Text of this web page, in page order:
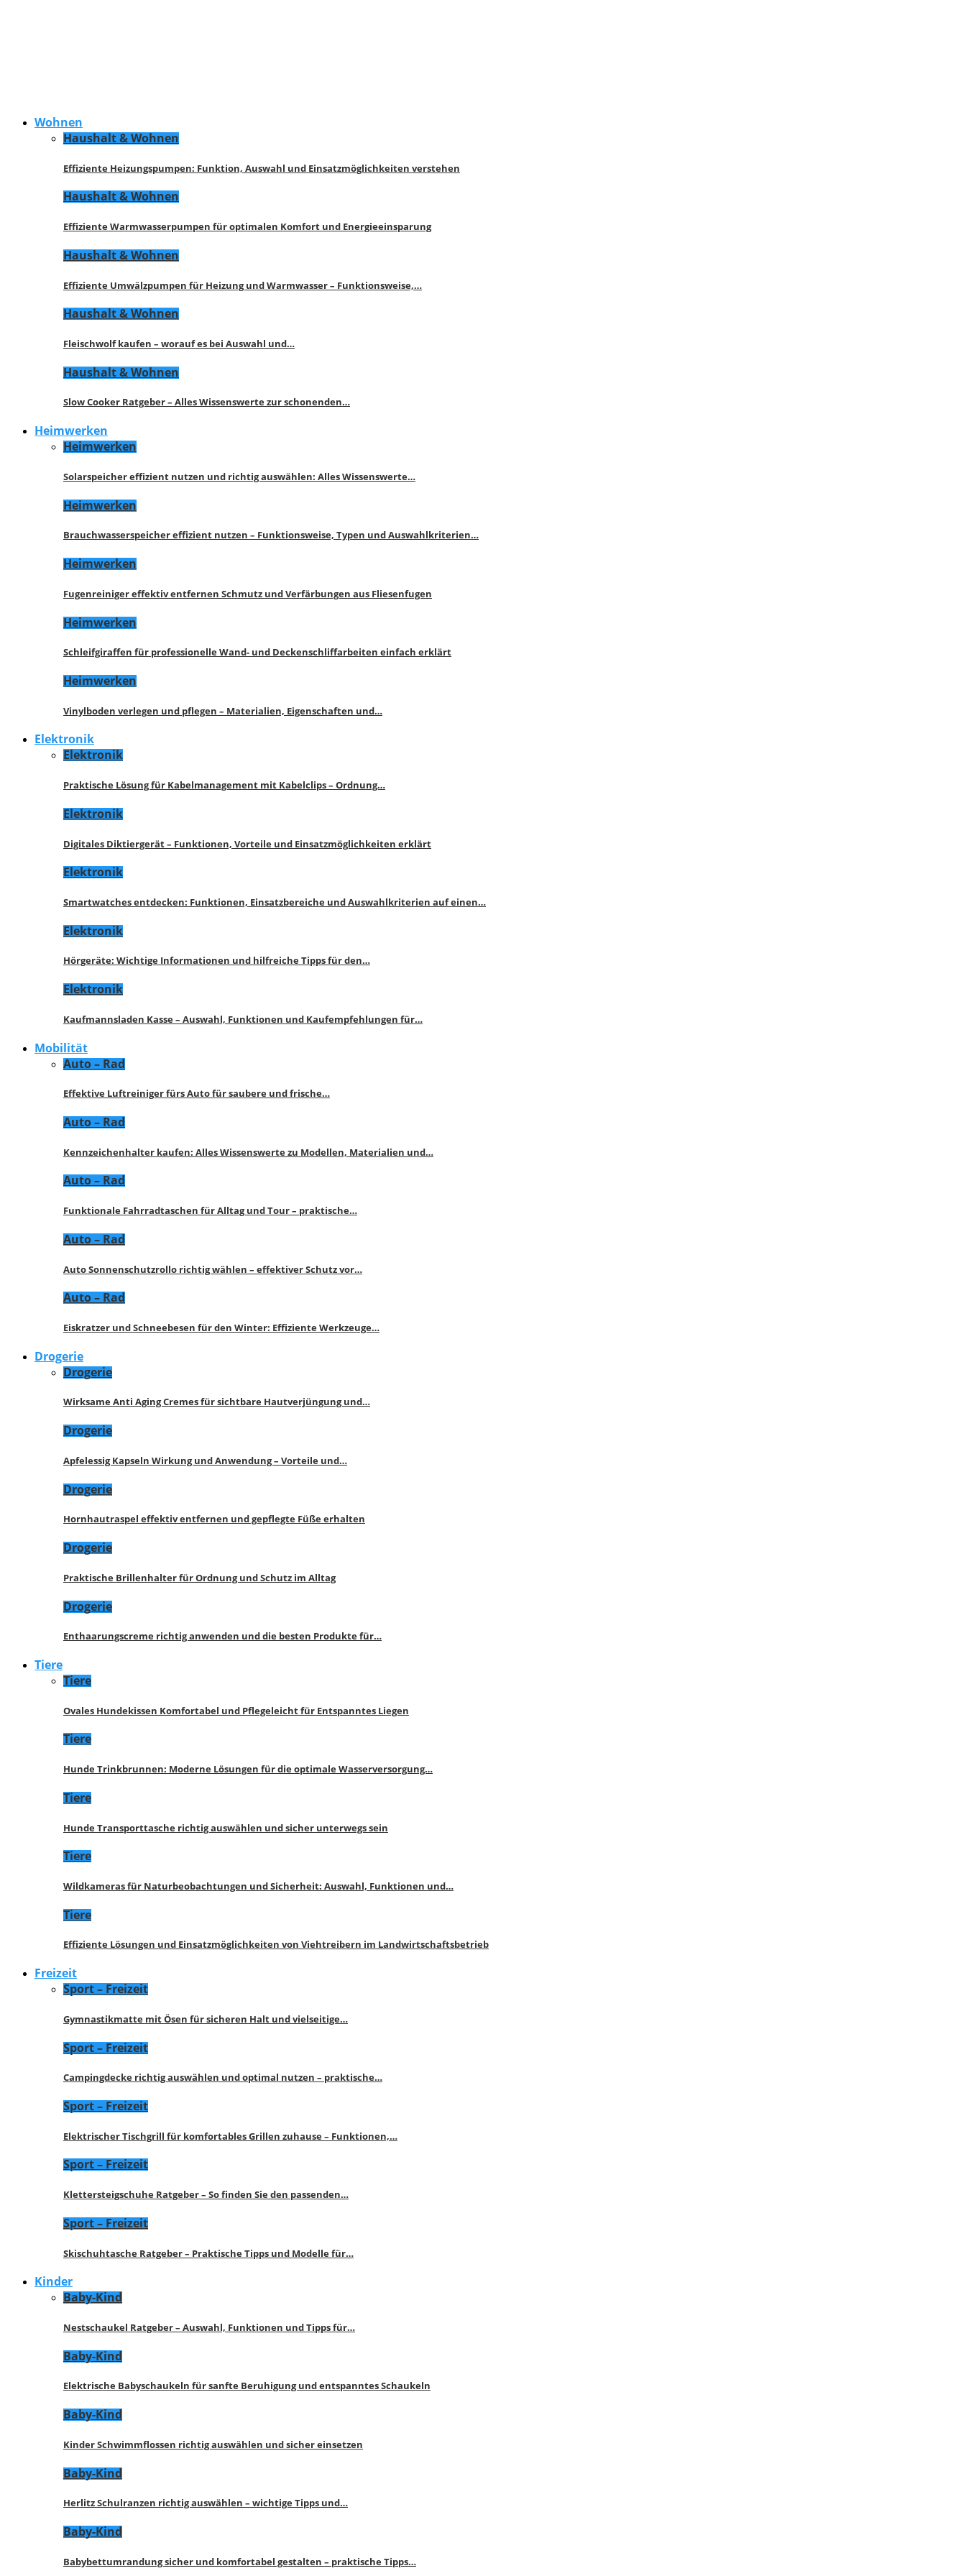
Wohnen
Haushalt & Wohnen
Effiziente Heizungspumpen: Funktion, Auswahl und Einsatzmöglichkeiten verstehen
Haushalt & Wohnen
Effiziente Warmwasserpumpen für optimalen Komfort und Energieeinsparung
Haushalt & Wohnen
Effiziente Umwälzpumpen für Heizung und Warmwasser – Funktionsweise,…
Haushalt & Wohnen
Fleischwolf kaufen – worauf es bei Auswahl und…
Haushalt & Wohnen
Slow Cooker Ratgeber – Alles Wissenswerte zur schonenden…
Heimwerken
Heimwerken
Solarspeicher effizient nutzen und richtig auswählen: Alles Wissenswerte…
Heimwerken
Brauchwasserspeicher effizient nutzen – Funktionsweise, Typen und Auswahlkriterien…
Heimwerken
Fugenreiniger effektiv entfernen Schmutz und Verfärbungen aus Fliesenfugen
Heimwerken
Schleifgiraffen für professionelle Wand- und Deckenschliffarbeiten einfach erklärt
Heimwerken
Vinylboden verlegen und pflegen – Materialien, Eigenschaften und…
Elektronik
Elektronik
Praktische Lösung für Kabelmanagement mit Kabelclips – Ordnung…
Elektronik
Digitales Diktiergerät – Funktionen, Vorteile und Einsatzmöglichkeiten erklärt
Elektronik
Smartwatches entdecken: Funktionen, Einsatzbereiche und Auswahlkriterien auf einen…
Elektronik
Hörgeräte: Wichtige Informationen und hilfreiche Tipps für den…
Elektronik
Kaufmannsladen Kasse – Auswahl, Funktionen und Kaufempfehlungen für…
Mobilität
Auto – Rad
Effektive Luftreiniger fürs Auto für saubere und frische…
Auto – Rad
Kennzeichenhalter kaufen: Alles Wissenswerte zu Modellen, Materialien und…
Auto – Rad
Funktionale Fahrradtaschen für Alltag und Tour – praktische…
Auto – Rad
Auto Sonnenschutzrollo richtig wählen – effektiver Schutz vor…
Auto – Rad
Eiskratzer und Schneebesen für den Winter: Effiziente Werkzeuge…
Drogerie
Drogerie
Wirksame Anti Aging Cremes für sichtbare Hautverjüngung und…
Drogerie
Apfelessig Kapseln Wirkung und Anwendung – Vorteile und…
Drogerie
Hornhautraspel effektiv entfernen und gepflegte Füße erhalten
Drogerie
Praktische Brillenhalter für Ordnung und Schutz im Alltag
Drogerie
Enthaarungscreme richtig anwenden und die besten Produkte für…
Tiere
Tiere
Ovales Hundekissen Komfortabel und Pflegeleicht für Entspanntes Liegen
Tiere
Hunde Trinkbrunnen: Moderne Lösungen für die optimale Wasserversorgung…
Tiere
Hunde Transporttasche richtig auswählen und sicher unterwegs sein
Tiere
Wildkameras für Naturbeobachtungen und Sicherheit: Auswahl, Funktionen und…
Tiere
Effiziente Lösungen und Einsatzmöglichkeiten von Viehtreibern im Landwirtschaftsbetrieb
Freizeit
Sport – Freizeit
Gymnastikmatte mit Ösen für sicheren Halt und vielseitige…
Sport – Freizeit
Campingdecke richtig auswählen und optimal nutzen – praktische…
Sport – Freizeit
Elektrischer Tischgrill für komfortables Grillen zuhause – Funktionen,…
Sport – Freizeit
Klettersteigschuhe Ratgeber – So finden Sie den passenden…
Sport – Freizeit
Skischuhtasche Ratgeber – Praktische Tipps und Modelle für…
Kinder
Baby-Kind
Nestschaukel Ratgeber – Auswahl, Funktionen und Tipps für…
Baby-Kind
Elektrische Babyschaukeln für sanfte Beruhigung und entspanntes Schaukeln
Baby-Kind
Kinder Schwimmflossen richtig auswählen und sicher einsetzen
Baby-Kind
Herlitz Schulranzen richtig auswählen – wichtige Tipps und…
Baby-Kind
Babybettumrandung sicher und komfortabel gestalten – praktische Tipps…